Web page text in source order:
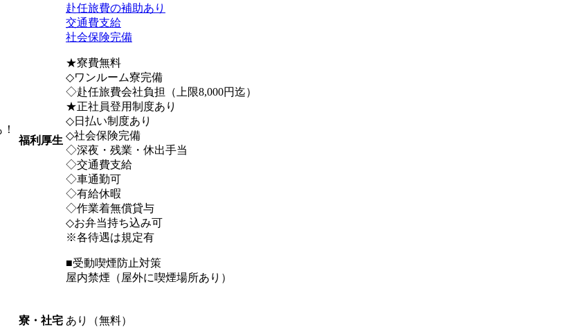
福利厚生
赴任旅費の補助あり
交通費支給
社会保険完備
★寮費無料
◇ワンルーム寮完備
◇赴任旅費会社負担（上限8,000円迄）
★正社員登用制度あり
◇日払い制度あり
◇社会保険完備
◇深夜・残業・休出手当
◇交通費支給
◇車通勤可
◇有給休暇
◇作業着無償貸与
◇お弁当持ち込み可
※各待遇は規定有
■受動喫煙防止対策
屋内禁煙（屋外に喫煙場所あり）
寮・社宅 あり（無料）